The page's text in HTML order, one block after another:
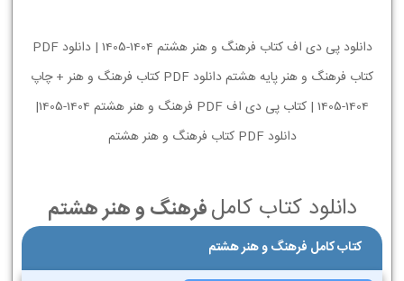
دانلود پی دی اف کتاب فرهنگ و هنر هشتم 1404-1405 | دانلود PDF
کتاب فرهنگ و هنر پایه هشتم دانلود PDF کتاب فرهنگ و هنر + چاپ
1404-1405 | کتاب پی دی اف PDF فرهنگ و هنر هشتم 1404-1405|
دانلود PDF کتاب فرهنگ و هنر هشتم
دانلود کتاب کاملفرهنگ و هنر هشتم
کتاب کامل فرهنگ و هنر هشتم